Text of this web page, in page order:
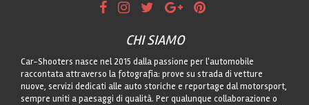
CHI SIAMO
Car-Shooters nasce nel 2015 dalla passione per l'automobile
raccontata attraverso la fotografia: prove su strada di vetture
nuove, servizi dedicati alle auto storiche e reportage dal motorsport,
sempre uniti a paesaggi di qualità. Per qualunque collaborazione o